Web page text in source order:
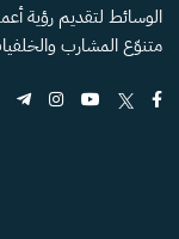
الوسائط لتقديم رؤية
متنوّع المشارب